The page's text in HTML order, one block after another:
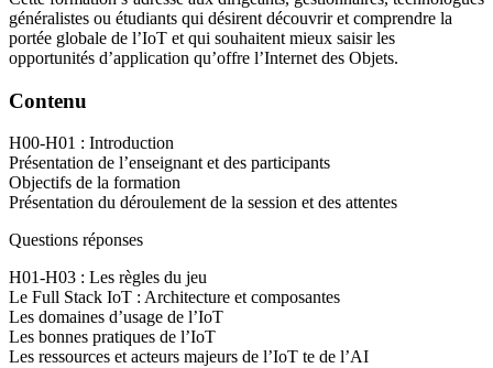
généralistes ou étudiants qui désirent découvrir et comprendre la
portée globale de l’IoT et qui souhaitent mieux saisir les
opportunités d’application qu’offre l’Internet des Objets.
Contenu
H00-H01 : Introduction
Présentation de l’enseignant et des participants
Objectifs de la formation
Présentation du déroulement de la session et des attentes
Questions réponses
H01-H03 : Les règles du jeu
Le Full Stack IoT : Architecture et composantes
Les domaines d’usage de l’IoT
Les bonnes pratiques de l’IoT
Les ressources et acteurs majeurs de l’IoT te de l’AI